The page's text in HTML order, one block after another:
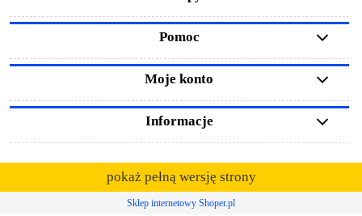
Pomoc
Moje konto
Informacje
pokaż pełną wersję strony
Sklep internetowy Shoper.pl